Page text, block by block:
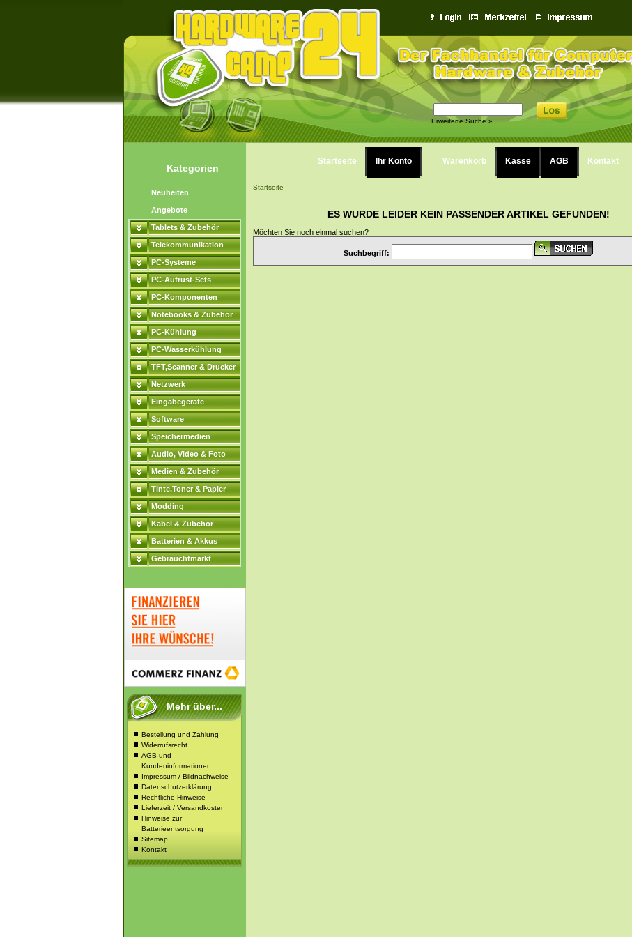
Erweiterte Suche »
Kategorien
Neuheiten
Angebote
Tablets & Zubehör
Telekommunikation
PC-Systeme
PC-Aufrüst-Sets
PC-Komponenten
Notebooks & Zubehör
PC-Kühlung
PC-Wasserkühlung
TFT,Scanner & Drucker
Netzwerk
Eingabegeräte
Software
Speichermedien
Audio, Video & Foto
Medien & Zubehör
Tinte,Toner & Papier
Modding
Kabel & Zubehör
Batterien & Akkus
Gebrauchtmarkt
Mehr über...
Bestellung und Zahlung
Widerrufsrecht
AGB und
Kundeninformationen
Impressum / Bildnachweise
Datenschutzerklärung
Rechtliche Hinweise
Lieferzeit / Versandkosten
Hinweise zur
Batterieentsorgung
Sitemap
Kontakt
Startseite Ihr Konto Warenkorb Kasse AGB Kontakt
Startseite
ES WURDE LEIDER KEIN PASSENDER ARTIKEL GEFUNDEN!
Möchten Sie noch einmal suchen?
Suchbegriff: